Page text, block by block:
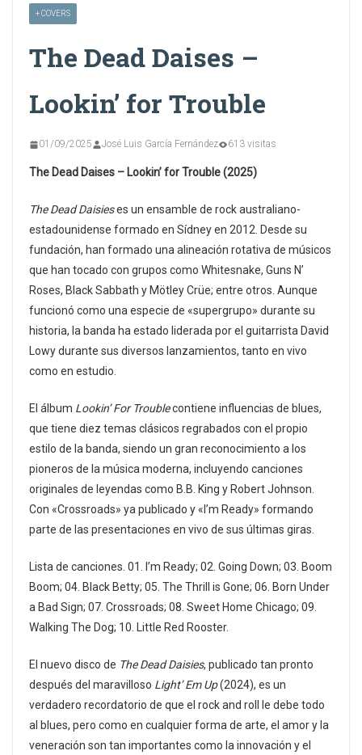
+ COVERS
The Dead Daises –
Lookin’ for Trouble
01/09/2025 José Luis García Fernández 613 visitas
The Dead Daises – Lookin’ for Trouble (2025)
The Dead Daisieses un ensamble de rock australiano-
estadounidense formado en Sídney en 2012. Desde su
fundación, han formado una alineación rotativa de músicos
que han tocado con grupos como Whitesnake, Guns N’
Roses, Black Sabbath y Mötley Crüe; entre otros. Aunque
funcionó como una especie de «supergrupo» durante su
historia, la banda ha estado liderada por el guitarrista David
Lowy durante sus diversos lanzamientos, tanto en vivo
como en estudio.
El álbum Lookin’ For Troublecontiene influencias de blues,
que tiene diez temas clásicos regrabados con el propio
estilo de la banda, siendo un gran reconocimiento a los
pioneros de la música moderna, incluyendo canciones
originales de leyendas como B.B. King y Robert Johnson.
Con «Crossroads» ya publicado y «I’m Ready» formando
parte de las presentaciones en vivo de sus últimas giras.
Lista de canciones. 01. I’m Ready; 02. Going Down; 03. Boom
Boom; 04. Black Betty; 05. The Thrill is Gone; 06. Born Under
a Bad Sign; 07. Crossroads; 08. Sweet Home Chicago; 09.
Walking The Dog; 10. Little Red Rooster.
El nuevo disco de The Dead Daisies, publicado tan pronto
después del maravilloso Light’ Em Up(2024), es un
verdadero recordatorio de que el rock and roll le debe todo
al blues, pero como en cualquier forma de arte, el amor y la
veneración son tan importantes como la innovación y el